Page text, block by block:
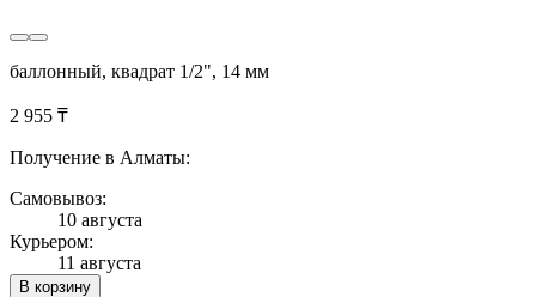
баллонный, квадрат 1/2", 14 мм
2 955 ₸
Получение в Алматы:
Самовывоз:
10 августа
Курьером:
11 августа
В корзину